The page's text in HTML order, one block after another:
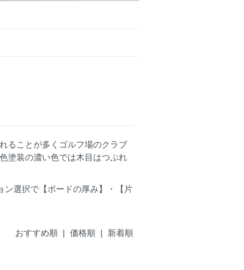
ることが多くゴルフ場のクラブ
塗装の濃い色では木目はつぶれ
ン選択で【ボードの厚み】・【片
おすすめ順 | 価格順 | 新着順